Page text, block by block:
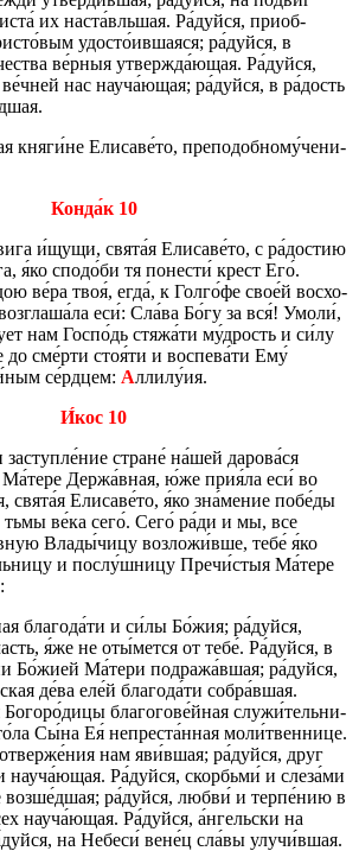
их наста́вль­шая. Ра́дуйся, при­об­
удо­сто́ив­ша­я­ся; ра́дуйся, в
ве́рныя утвер­жда́ющая. Ра́дуйся,
нас науча́ющая; ра́дуйся, в ра́дость
княги́не Ели­са­ве́то, пре­по­доб­но­му́че­ни­
Конда́к 10
и́щущи, свята́я Ели­са­ве́то, с ра́до­стию
я́ко сподо́би тя по­не­сти́ крест Его́.
ве́ра твоя́, егда́, к Голго́фе свое́й вос­хо­
еси́: Сла́ва Бо́гу за вся́! Умоли́,
нам Госпо́дь стяжа́ти му́дрость и си́лу
до сме́рти стоя́ти и вос­пе­ва́ти Ему́
се́рдцем: Аллилу́ия.
И́кос 10
стране́ на́шей да­ро­ва́ся
Ма́тере Держа́вная, ю́же прия́ла еси́ во
свята́я Ели­са­ве́то, я́ко зна́мение побе́ды
ве́ка сего́. Сего́ ра́ди и мы, все
Влады́чицу воз­ло­жи́вше, тебе́ я́ко
и послу́шницу Пречи́стыя Ма́тере
бла­го­да́ти и си́лы Бо́жия; ра́дуйся,
я́же не оты́мется от тебе́. Ра́дуйся, в
Бо́жией Ма́тери под­ра­жа́вшая; ра́дуйся,
де́ва еле́й бла­го­да́ти собра́вшая.
Бо­го­ро́дицы бла­го­го­ве́йная служи́тель­ни­
Сы́на Ея́ непре­ста́нная моли́твен­ни­це.
нам яви́вшая; ра́дуйся, друг
науча́ющая. Ра́дуйся, скор­бь­ми́ и слеза́ми
возше́дшая; ра́дуйся, любви́ и терпе́нию в
науча́ющая. Ра́дуйся, а́нгель­ски на
на Небе­си́ вене́ц сла́вы улучи́вшая.